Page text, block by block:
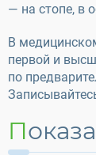
— на стопе, в
В
первой и
по